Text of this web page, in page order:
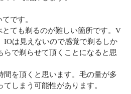
です。
ても剃るのが難しい箇所です。V
IOは見えないので感覚で剃るしか
らで剃らせて頂くことになると思
間を頂くと思います。毛の量が多
しまう可能性があります。